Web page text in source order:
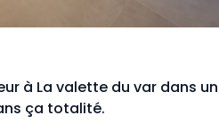
à La valette du var dans
ça totalité.